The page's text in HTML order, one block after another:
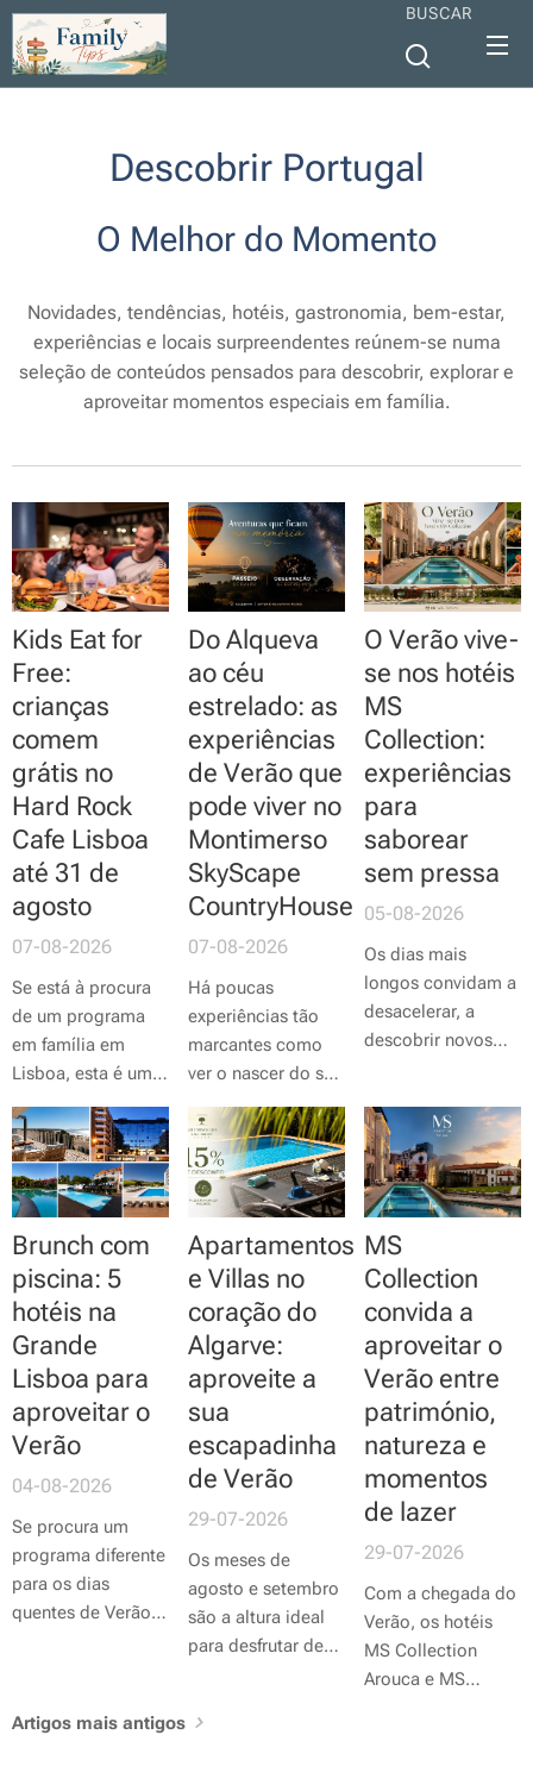
BUSCAR
Descobrir Portugal
O Melhor do Momento
Novidades, tendências, hotéis, gastronomia, bem-estar,
experiências e locais surpreendentes reúnem-se numa
seleção de conteúdos pensados para descobrir, explorar e
aproveitar momentos especiais em família.
Kids Eat for
Free:
crianças
comem
grátis no
Hard Rock
Cafe Lisboa
até 31 de
agosto
07-08-2026
Se está à procura
de um programa
em família em
Lisboa, esta é uma
boa oportunidade
para almoçar ou
jantar fora sem
gastar tanto. Até 31
de agosto, o Hard
Rock Cafe Lisboa
volta a promover a
campanha Kids
Eat for Free
oferece um menu
infantil gratuito por
cada prato
principal de adulto.
Do Alqueva
ao céu
estrelado: as
experiências
de Verão que
pode viver no
Montimerso
SkyScape
CountryHouse
07-08-2026
Há poucas
experiências tão
marcantes como
ver o nascer do sol
a centenas de
metros de altura,
enquanto o
Alentejo desperta
lentamente. É
precisamente esse
o convite do
Montimerso
SkyScape
CountryHouse,
junto ao Lago
Alqueva e a poucos
minutos da vila
medieval de
preparou um
conjunto de
programas para
quem procura uma
escapadinha...
O Verão vive-
se nos hotéis
MS
Collection:
experiências
para
saborear
sem pressa
05-08-2026
Os dias mais
longos convidam a
desacelerar, a
descobrir novos
momento. Nos
hotéis MS
Collection, o Verão
ganha um ritmo
próprio, onde a
hospitalidade, a
gastronomia e o
bem-estar se unem
para criar
experiências
memoráveis. Entre
a serenidade de
Arouca e o charme
de Aveiro, há
sempre um motivo
para fazer uma
pausa e...
Brunch com
piscina: 5
hotéis na
Grande
Lisboa para
aproveitar o
Verão
04-08-2026
Se procura um
programa diferente
para os dias
quentes de Verão,
pode ser a escolha
Apartamentos
e Villas no
coração do
Algarve:
aproveite a
sua
escapadinha
de Verão
29-07-2026
Os meses de
agosto e setembro
são a altura ideal
para desfrutar de
Algarve. No
MS
Collection
convida a
aproveitar o
Verão entre
património,
natureza e
momentos
de lazer
29-07-2026
Com a chegada do
Verão, os hotéis
MS Collection
Arouca e MS
Artigos mais antigos